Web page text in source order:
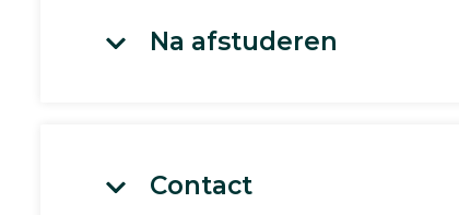
Na afstuderen
Contact